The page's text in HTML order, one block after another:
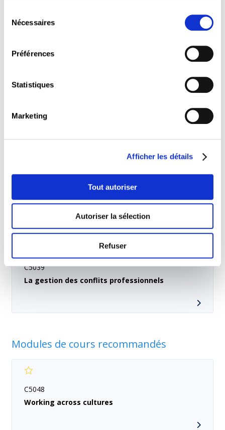
Nécessaires
Préférences
Statistiques
Marketing
Afficher les détails
Tout autoriser
Autoriser la sélection
Refuser
C5027
Le droit du travail : les conditions de travail
Créer son leadership motivant
C5039
La gestion des conflits professionnels
Modules de cours recommandés
C5048
Working across cultures